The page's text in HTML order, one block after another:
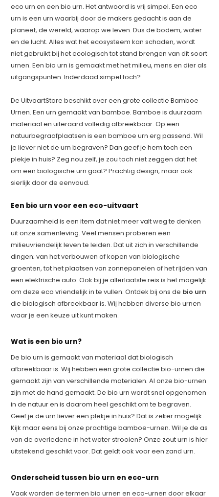
eco urn en een bio urn. Het antwoord is vrij simpel. Een eco
urn is een urn waarbij door de makers gedacht is aan de
planeet, de wereld, waarop we leven. Dus de bodem, water
en de lucht. Alles wat het ecosysteem kan schaden, wordt
niet gebruikt bij het ecologisch tot stand brengen van dit soort
urnen. Een bio urn is gemaakt met het milieu, mens en dier als
uitgangspunten. Inderdaad simpel toch?
De UitvaartStore beschikt over een grote collectie Bamboe
Urnen. Een urn gemaakt van bamboe. Bamboe is duurzaam
materiaal en uiteraard volledig afbreekbaar. Op een
natuurbegraafplaatsen is een bamboe urn erg passend. Wil
je liever niet de urn begraven? Dan geef je hem toch een
plekje in huis? Zeg nou zelf, je zou toch niet zeggen dat het
om een biologische urn gaat? Prachtig design, maar ook
sierlijk door de eenvoud.
Een bio urn voor een eco-uitvaart
Duurzaamheid is een item dat niet meer valt weg te denken
uit onze samenleving. Veel mensen proberen een
milieuvriendelijk leven te leiden. Dat uit zich in verschillende
dingen; van het verbouwen of kopen van biologische
groenten, tot het plaatsen van zonnepanelen of het rijden van
een elektrische auto. Ook bij je allerlaatste reis is het mogelijk
om deze eco vriendelijk in te vullen. Ontdek bij ons de bio urn
die biologisch afbreekbaar is. Wij hebben diverse bio urnen
waar je een keuze uit kunt maken.
Wat is een bio urn?
De bio urn is gemaakt van materiaal dat biologisch
afbreekbaar is. Wij hebben een grote collectie bio-urnen die
gemaakt zijn van verschillende materialen. Al onze bio-urnen
zijn met de hand gemaakt. De bio urn wordt snel opgenomen
in de natuur en is daarom heel geschikt om te begraven.
Geef je de urn liever een plekje in huis? Dat is zeker mogelijk.
Kijk maar eens bij onze prachtige bamboe-urnen. Wil je de as
van de overledene in het water strooien? Onze zout urn is hier
uitstekend geschikt voor. Dat geldt ook voor een zand urn.
Onderscheid tussen bio urn en eco-urn
Vaak worden de termen bio urnen en eco-urnen door elkaar